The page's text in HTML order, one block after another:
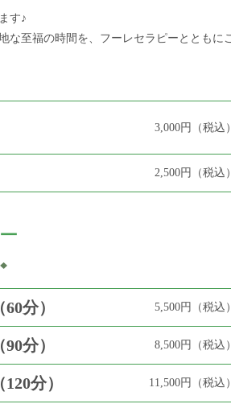
す♪
な至福の時間を、フーレセラピーとともに
3,000円（税込）
2,500円（税込）
分） 5,500円（税込）
分） 8,500円（税込）
分） 11,500円（税込）